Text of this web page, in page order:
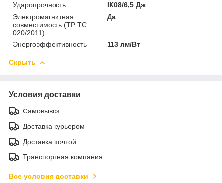
Ударопрочность
IK08/6,5 Дж
Электромагнитная
совместимость (ТР ТС
020/2011)
Да
Энергоэффективность 113 лм/Вт
Скрыть
Условия доставки
Самовывоз
Доставка курьером
Доставка почтой
Транспортная компания
Все условия доставки